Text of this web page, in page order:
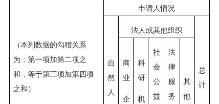
（本列数据的勾稽关系
为：第一项加第二项之
和，等于第三项加第四项
之和）
申请人情况
自
然
人
法人或其他组织
总
计
商
业
企
科
研
机
社
会
公
益
法
律
服
务
其
他